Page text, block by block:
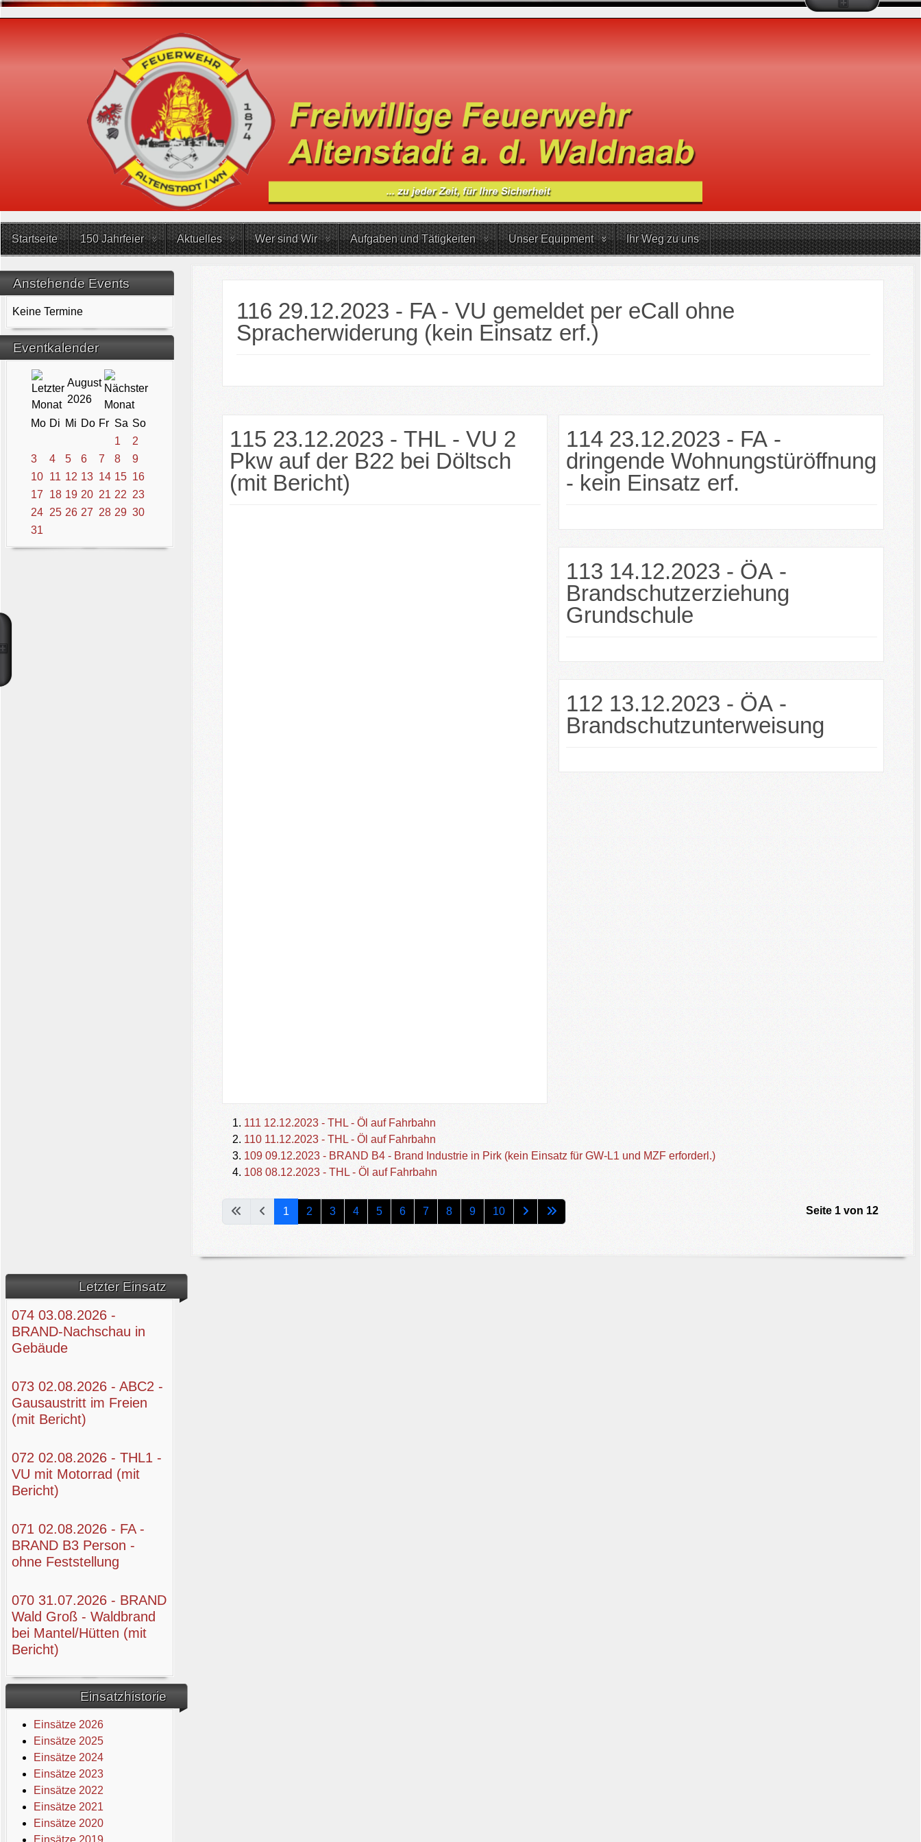
Startseite 150 Jahrfeier Aktuelles Wer sind Wir Aufgaben und Tätigkeiten Unser Equipment Ihr Weg zu uns
Anstehende Events
Keine Termine
Eventkalender
August
2026
Mo Di Mi Do Fr Sa So
1
2
3
4 5 6 7 8
9
10 11 12 13 14 15 16
17
18 19 20 21 22 23
24 25 26 27 28 29 30
31
Letzter Einsatz
074 03.08.2026 -
BRAND-Nachschau in
Gebäude
073 02.08.2026 - ABC2 -
Gausaustritt im Freien
(mit Bericht)
072 02.08.2026 - THL1 -
VU mit Motorrad (mit
Bericht)
071 02.08.2026 - FA -
BRAND B3 Person -
ohne Feststellung
070 31.07.2026 - BRAND
Wald Groß - Waldbrand
bei Mantel/Hütten (mit
Bericht)
Einsatzhistorie
Einsätze 2026
Einsätze 2025
Einsätze 2024
Einsätze 2023
Einsätze 2022
Einsätze 2021
Einsätze 2020
Einsätze 2019
116 29.12.2023 - FA - VU gemeldet per eCall ohne
Spracherwiderung (kein Einsatz erf.)
115 23.12.2023 - THL - VU 2
Pkw auf der B22 bei Döltsch
(mit Bericht)
114 23.12.2023 - FA -
dringende Wohnungstüröffnung
- kein Einsatz erf.
113 14.12.2023 - ÖA -
Brandschutzerziehung
Grundschule
112 13.12.2023 - ÖA -
Brandschutzunterweisung
111 12.12.2023 - THL - Öl auf Fahrbahn
110 11.12.2023 - THL - Öl auf Fahrbahn
109 09.12.2023 - BRAND B4 - Brand Industrie in Pirk (kein Einsatz für GW-L1 und MZF erforderl.)
108 08.12.2023 - THL - Öl auf Fahrbahn
Seite 1 von 12
1 2 3 4 5 6 7 8 9 10